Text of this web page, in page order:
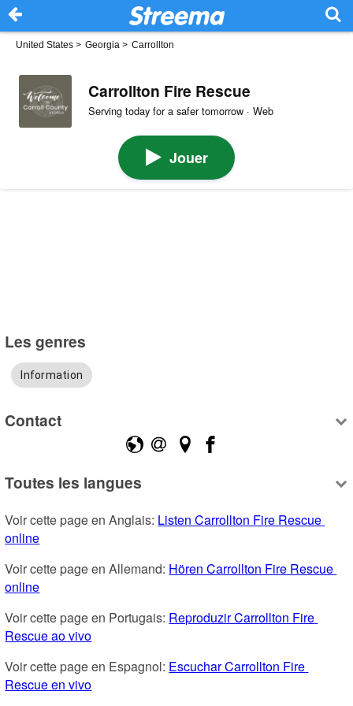
United States > Georgia > Carrollton
Carrollton Fire Rescue
Serving today for a safer tomorrow · Web
Jouer
Les genres
Information
Contact
Toutes les langues
Voir cette page en Anglais: Listen Carrollton Fire Rescue
online
Voir cette page en Allemand: Hören Carrollton Fire Rescue
online
Voir cette page en Portugais: Reproduzir Carrollton Fire
Rescue ao vivo
Voir cette page en Espagnol: Escuchar Carrollton Fire
Rescue en vivo